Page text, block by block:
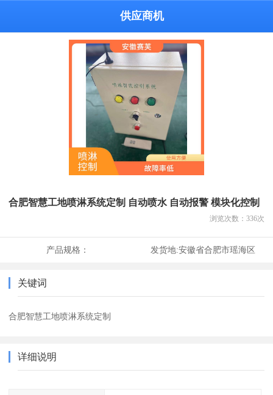
供应商机
合肥智慧工地喷淋系统定制 自动喷水 自动报警 模块化控制
浏览次数： 336次
产品规格： 发货地:安徽省合肥市瑶海区
关键词
合肥智慧工地喷淋系统定制
详细说明